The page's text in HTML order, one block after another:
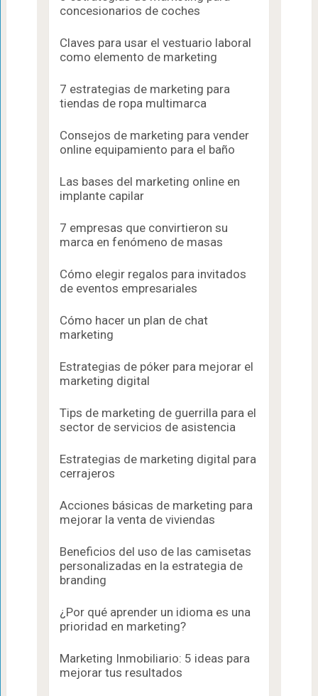
concesionarios de coches
Claves para usar el vestuario laboral
como elemento de marketing
7 estrategias de marketing para
tiendas de ropa multimarca
Consejos de marketing para vender
online equipamiento para el baño
Las bases del marketing online en
implante capilar
7 empresas que convirtieron su
marca en fenómeno de masas
Cómo elegir regalos para invitados
de eventos empresariales
Cómo hacer un plan de chat
marketing
Estrategias de póker para mejorar el
marketing digital
Tips de marketing de guerrilla para el
sector de servicios de asistencia
Estrategias de marketing digital para
cerrajeros
Acciones básicas de marketing para
mejorar la venta de viviendas
Beneficios del uso de las camisetas
personalizadas en la estrategia de
branding
¿Por qué aprender un idioma es una
prioridad en marketing?
Marketing Inmobiliario: 5 ideas para
mejorar tus resultados